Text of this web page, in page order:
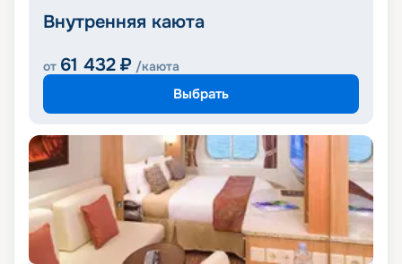
Внутренняя каюта
от 61 432 ₽ /каюта
Выбрать